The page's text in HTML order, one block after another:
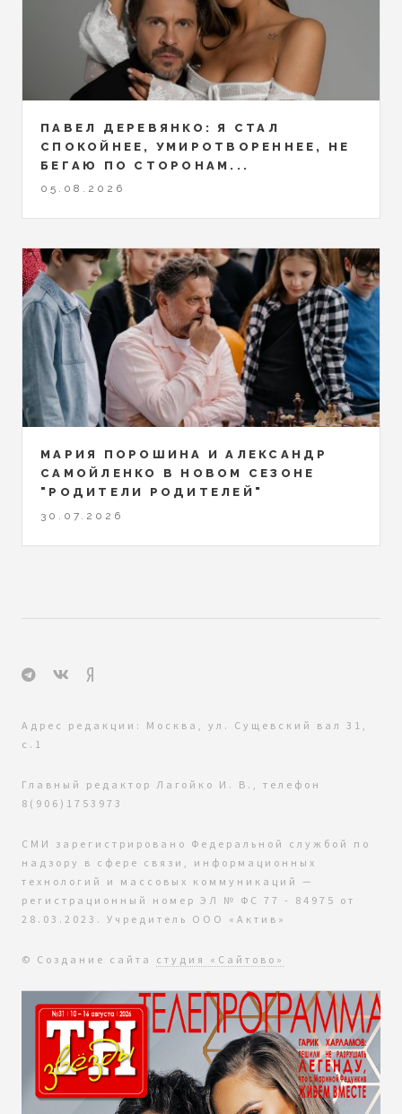
ПАВЕЛ ДЕРЕВЯНКО: Я СТАЛ
СПОКОЙНЕЕ, УМИРОТВОРЕННЕЕ, НЕ
БЕГАЮ ПО СТОРОНАМ...
05.08.2026
МАРИЯ ПОРОШИНА И АЛЕКСАНДР
САМОЙЛЕНКО В НОВОМ СЕЗОНЕ
"РОДИТЕЛИ РОДИТЕЛЕЙ"
30.07.2026
Адрес редакции: Москва, ул. Сущевский вал 31,
с.1
Главный редактор Лагойко И. В., телефон
8(906)1753973
СМИ зарегистрировано Федеральной службой по
надзору в сфере связи, информационных
технологий и массовых коммуникаций —
регистрационный номер ЭЛ № ФС 77 - 84975 от
28.03.2023. Учредитель ООО «Актив»
© Создание сайта студия «Сайтово»